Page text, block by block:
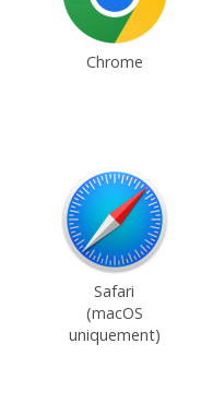
Chrome
Safari
(macOS
uniquement)